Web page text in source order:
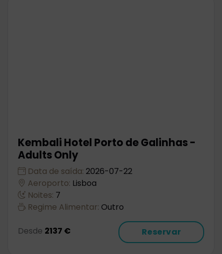
Kembali Hotel Porto de Galinhas -
Adults Only
Data de saída: 2026-07-22
Aeroporto: Lisboa
Noites: 7
Regime Alimentar: Outro
Desde 2137 € Reservar